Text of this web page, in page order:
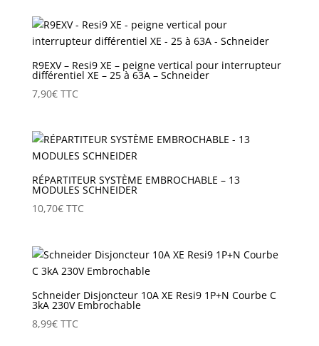
R9EXV – Resi9 XE – peigne vertical pour interrupteur
différentiel XE – 25 à 63A – Schneider
7,90€ TTC
RÉPARTITEUR SYSTÈME EMBROCHABLE – 13
MODULES SCHNEIDER
10,70€ TTC
Schneider Disjoncteur 10A XE Resi9 1P+N Courbe C
3kA 230V Embrochable
8,99€ TTC